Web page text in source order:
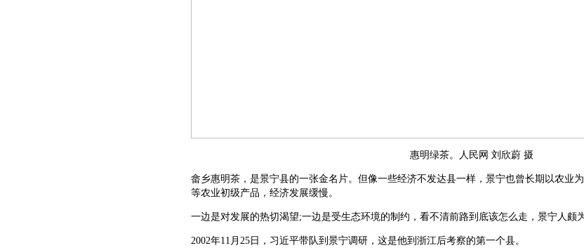
惠明绿茶。人民网 刘欣蔚 摄
畲乡惠明茶，是景宁县的一张金名片。但像一些经济不发达县一样，景宁也曾长期以农业
等农业初级产品，经济发展缓慢。
一边是对发展的热切渴望;一边是受生态环境的制约，看不清前路到底该怎么走，景宁人颇
2002年11月25日，习近平带队到景宁调研，这是他到浙江后考察的第一个县。